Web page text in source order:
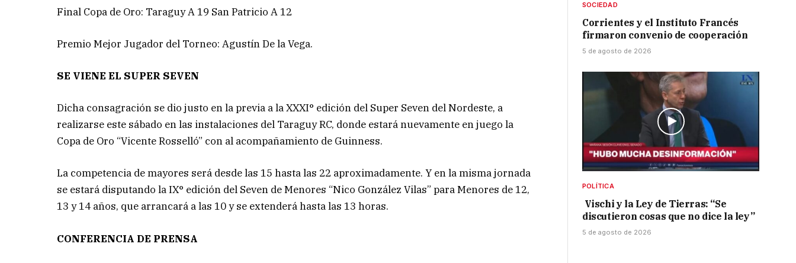
Final Copa de Oro: Taraguy A 19 San Patricio A 12
Premio Mejor Jugador del Torneo: Agustín De la Vega.
SE VIENE EL SUPER SEVEN
Dicha consagración se dio justo en la previa a la XXXI° edición del Super Seven del Nordeste, a
realizarse este sábado en las instalaciones del Taraguy RC, donde estará nuevamente en juego la
Copa de Oro “Vicente Rosselló” con al acompañamiento de Guinness.
La competencia de mayores será desde las 15 hasta las 22 aproximadamente. Y en la misma jornada
se estará disputando la IX° edición del Seven de Menores “Nico González Vilas” para Menores de 12,
13 y 14 años, que arrancará a las 10 y se extenderá hasta las 13 horas.
CONFERENCIA DE PRENSA
SOCIEDAD
Corrientes y el Instituto Francés
firmaron convenio de cooperación
5 de agosto de 2026
POLÍTICA
Vischi y la Ley de Tierras: “Se
discutieron cosas que no dice la ley”
5 de agosto de 2026